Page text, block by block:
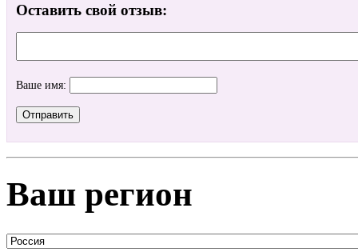
Оставить свой отзыв:
Ваше имя:
Ваш регион